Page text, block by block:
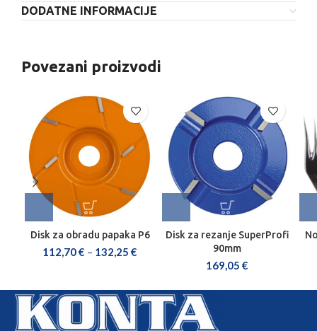
DODATNE INFORMACIJE
Povezani proizvodi
Disk za obradu papaka P6
112,70€ – 132,25 €
Disk za rezanje SuperProfi
90mm
169,05 €